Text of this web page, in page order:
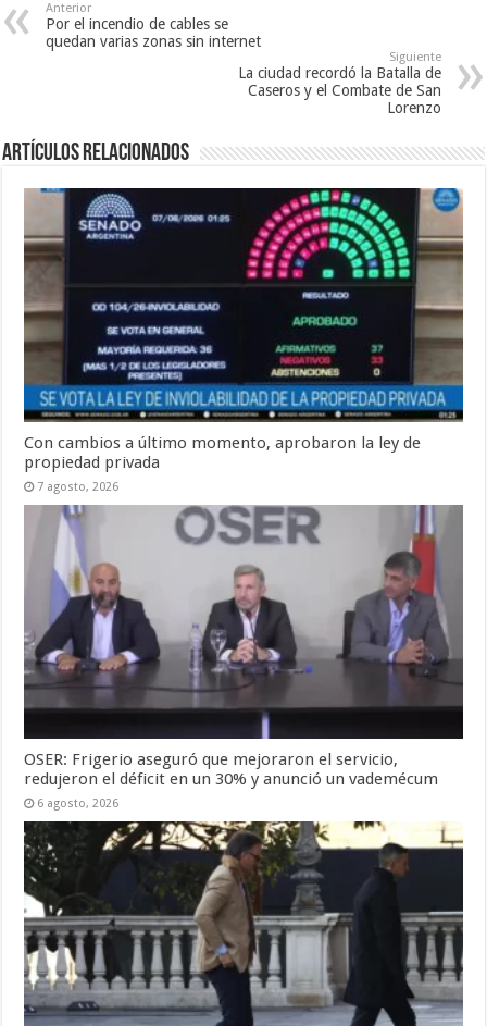
Anterior
Por el incendio de cables se
quedan varias zonas sin internet
Siguiente
La ciudad recordó la Batalla de
Caseros y el Combate de San
Lorenzo
Artículos Relacionados
Con cambios a último momento, aprobaron la ley de
propiedad privada
7 agosto, 2026
OSER: Frigerio aseguró que mejoraron el servicio,
redujeron el déficit en un 30% y anunció un vademécum
6 agosto, 2026